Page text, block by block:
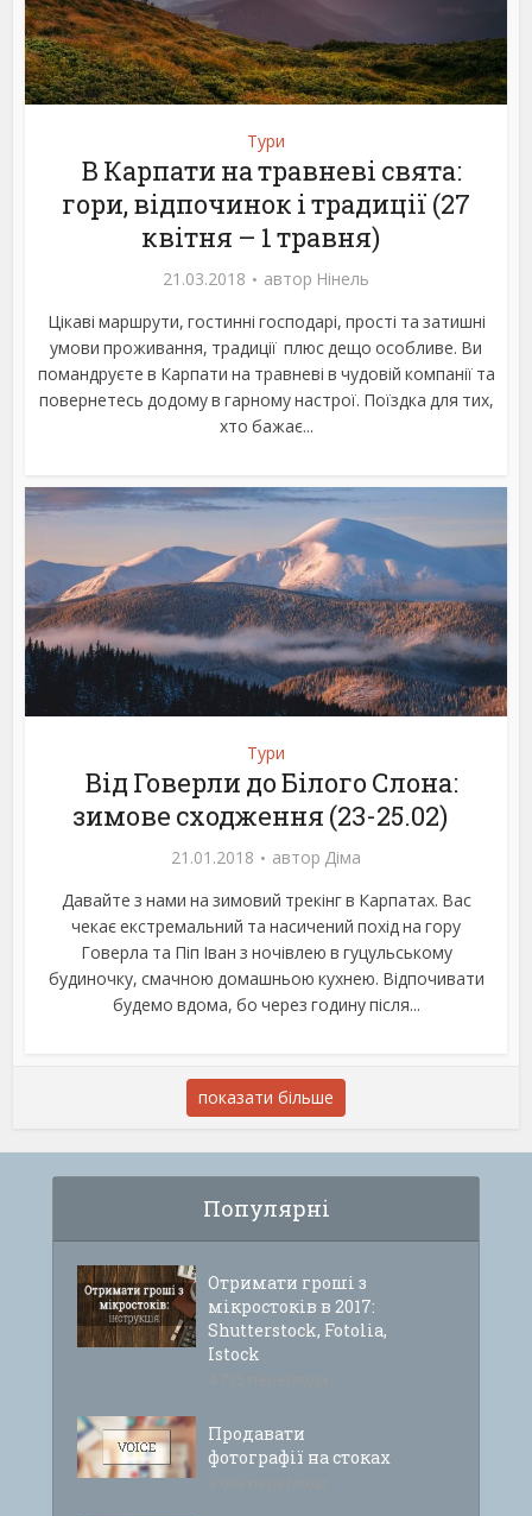
Тури
В Карпати на травневі свята:
гори, відпочинок і традиції (27
квітня – 1 травня)
21.03.2018 автор Нінель
Цікаві маршрути, гостинні господарі, прості та затишні
умови проживання, традиції плюс дещо особливе. Ви
помандруєте в Карпати на травневі в чудовій компанії та
повернетесь додому в гарному настрої. Поїздка для тих,
хто бажає...
Тури
Від Говерли до Білого Слона:
зимове сходження (23-25.02)
21.01.2018 автор Діма
Давайте з нами на зимовий трекінг в Карпатах. Вас
чекає екстремальний та насичений похід на гору
Говерла та Піп Іван з ночівлею в гуцульському
будиночку, смачною домашньою кухнею. Відпочивати
будемо вдома, бо через годину після...
показати більше
Популярні
Отримати гроші з
мікростоків в 2017:
Shutterstock, Fotolia,
Istock
Продавати
фотографії на стоках